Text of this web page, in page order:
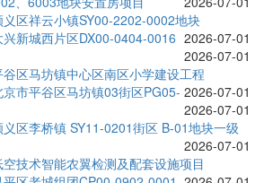
区祥云小镇SY00-2202-0002地块
2026-07-01
新城西片区DX00-0404-0016
2026-07-01
区马坊镇中心区南区小学建设工程
2026-07-01
市平谷区马坊镇03街区PG05-
2026-07-01
区李桥镇 SY11-0201街区 B-01地块一级
2026-07-01
技术智能农翼检测及配套设施项目